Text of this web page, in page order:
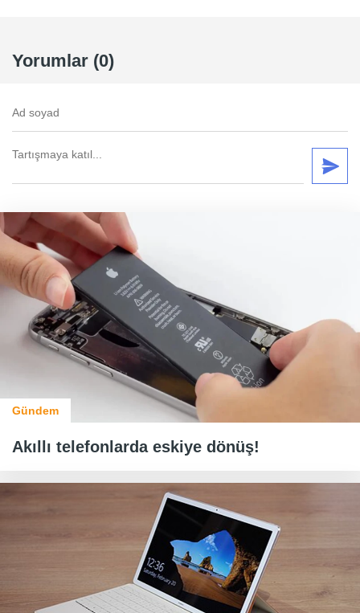
Yorumlar (0)
Gündem
Akıllı telefonlarda eskiye dönüş!